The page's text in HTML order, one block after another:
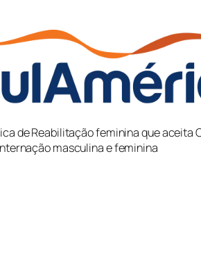
de Reabilitação feminina que aceita
masculina e feminina